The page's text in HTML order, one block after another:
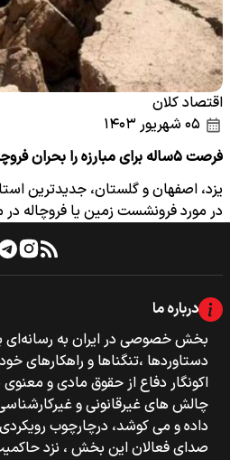
اقتصاد کلان
فرصت ۵ساله برای مبارزه را بحران فروچاله‌ها
یزد، اصفهان و گلستان، جدیدترین
در مورد فرونشست زمین یا فروچاله در
درباره ما
بخش خصوصی‌‌ در ایران به رسانه‌ای
دستاوردها ،تنگناها و راهکارهای
اکونگار دفاع از حقوق مادی و
چالش های غیرقانونی و غیرکارشناسی
داده و می کوشد، درچارچوب رویکردی
صدای فعالان این بخش ، نزد